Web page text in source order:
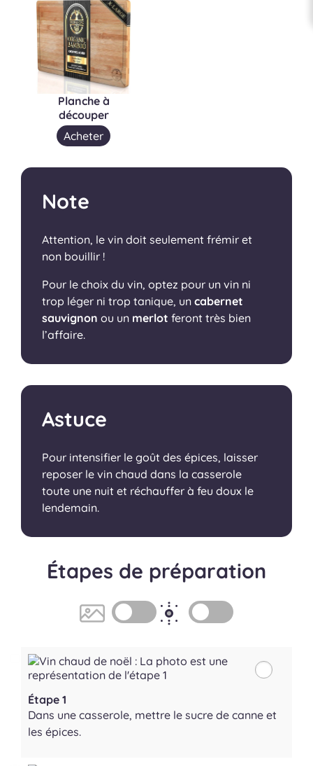
Planche à
découper
Acheter
Note
Attention, le vin doit seulement frémir et
non bouillir !
Pour le choix du vin, optez pour un vin ni
trop léger ni trop tanique, un cabernet
sauvignon ou un merlot feront très bien
l’affaire.
Astuce
Pour intensifier le goût des épices, laisser
reposer le vin chaud dans la casserole
toute une nuit et réchauffer à feu doux le
lendemain.
Étapes de préparation
Étape 1
Dans une casserole, mettre le sucre de canne et
les épices.